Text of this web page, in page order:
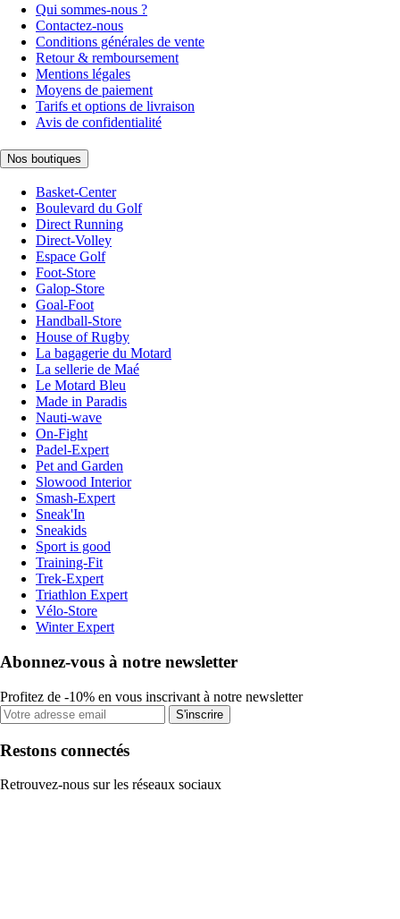
Qui sommes-nous ?
Contactez-nous
Conditions générales de vente
Retour & remboursement
Mentions légales
Moyens de paiement
Tarifs et options de livraison
Avis de confidentialité
Nos boutiques
Basket-Center
Boulevard du Golf
Direct Running
Direct-Volley
Espace Golf
Foot-Store
Galop-Store
Goal-Foot
Handball-Store
House of Rugby
La bagagerie du Motard
La sellerie de Maé
Le Motard Bleu
Made in Paradis
Nauti-wave
On-Fight
Padel-Expert
Pet and Garden
Slowood Interior
Smash-Expert
Sneak'In
Sneakids
Sport is good
Training-Fit
Trek-Expert
Triathlon Expert
Vélo-Store
Winter Expert
Abonnez-vous à notre newsletter
Profitez de -10% en vous inscrivant à notre newsletter
S'inscrire
Restons connectés
Retrouvez-nous sur les réseaux sociaux